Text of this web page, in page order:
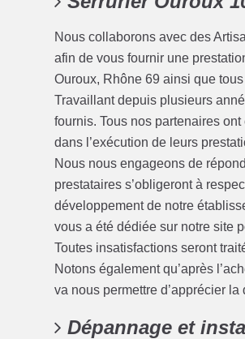
Nous collaborons avec des
afin de vous fournir une
Ouroux, Rhône 69 ainsi que
Travaillant depuis plusieurs
fournis. Tous nos partenaires
dans l’exécution de leurs
Nous nous engageons de
prestataires s’obligeront à
développement de notre
vous a été dédiée sur notre site
Toutes insatisfactions seront
Notons également qu’après
va nous permettre d’apprécier
Dépannage et